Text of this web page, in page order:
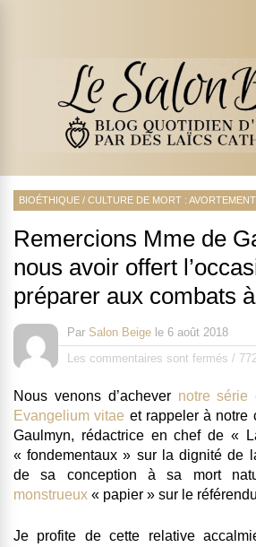
BIOÉTHIQUE / CULTURE DE MORT : AVORTEMENT
Remercions Mme de
nous avoir offert
préparer aux combats
Par Salon Beige le 6 août 2018
Les commentaires sont fermés /
Nous venons d’achever notre série
Evangelium vitae et rappeler à notre
Gaulmyn, rédactrice en chef de «
« fondementaux » sur la dignité de
de sa conception à sa mort
monstrueux « papier » sur le
Je profite de cette relative